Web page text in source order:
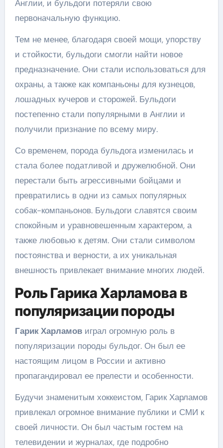
Англии, и бульдоги потеряли свою
первоначальную функцию.
Тем не менее, благодаря своей мощи, упорству
и стойкости, бульдоги смогли найти новое
предназначение. Они стали использоваться для
охраны, а также как компаньоны для кузнецов,
лошадных кучеров и сторожей. Бульдоги
постепенно стали популярными в Англии и
получили признание по всему миру.
Со временем, порода бульдога изменилась и
стала более податливой и дружелюбной. Они
перестали быть агрессивными бойцами и
превратились в одни из самых популярных
собак-компаньонов. Бульдоги славятся своим
спокойным и уравновешенным характером, а
также любовью к детям. Они стали символом
постоянства и верности, а их уникальная
внешность привлекает внимание многих людей.
Роль Гарика Харламова в
популяризации породы
Гарик Харламовиграл огромную роль в
популяризации породы бульдог. Он был ее
настоящим лицом в России и активно
пропагандировал ее прелести и особенности.
Будучи знаменитым хоккеистом, Гарик Харламов
привлекал огромное внимание публики и СМИ к
своей личности. Он был частым гостем на
телевидении и журналах, где подробно